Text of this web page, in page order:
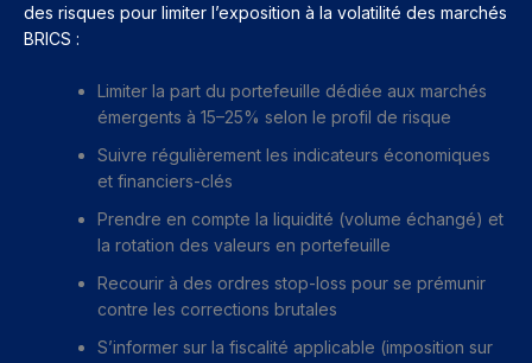
des risques pour limiter l’exposition à la volatilité des marchés
BRICS :
Limiter la part du portefeuille dédiée aux marchés
émergents à 15–25% selon le profil de risque
Suivre régulièrement les indicateurs économiques
et financiers-clés
Prendre en compte la liquidité (volume échangé) et
la rotation des valeurs en portefeuille
Recourir à des ordres stop-loss pour se prémunir
contre les corrections brutales
S’informer sur la fiscalité applicable (imposition sur